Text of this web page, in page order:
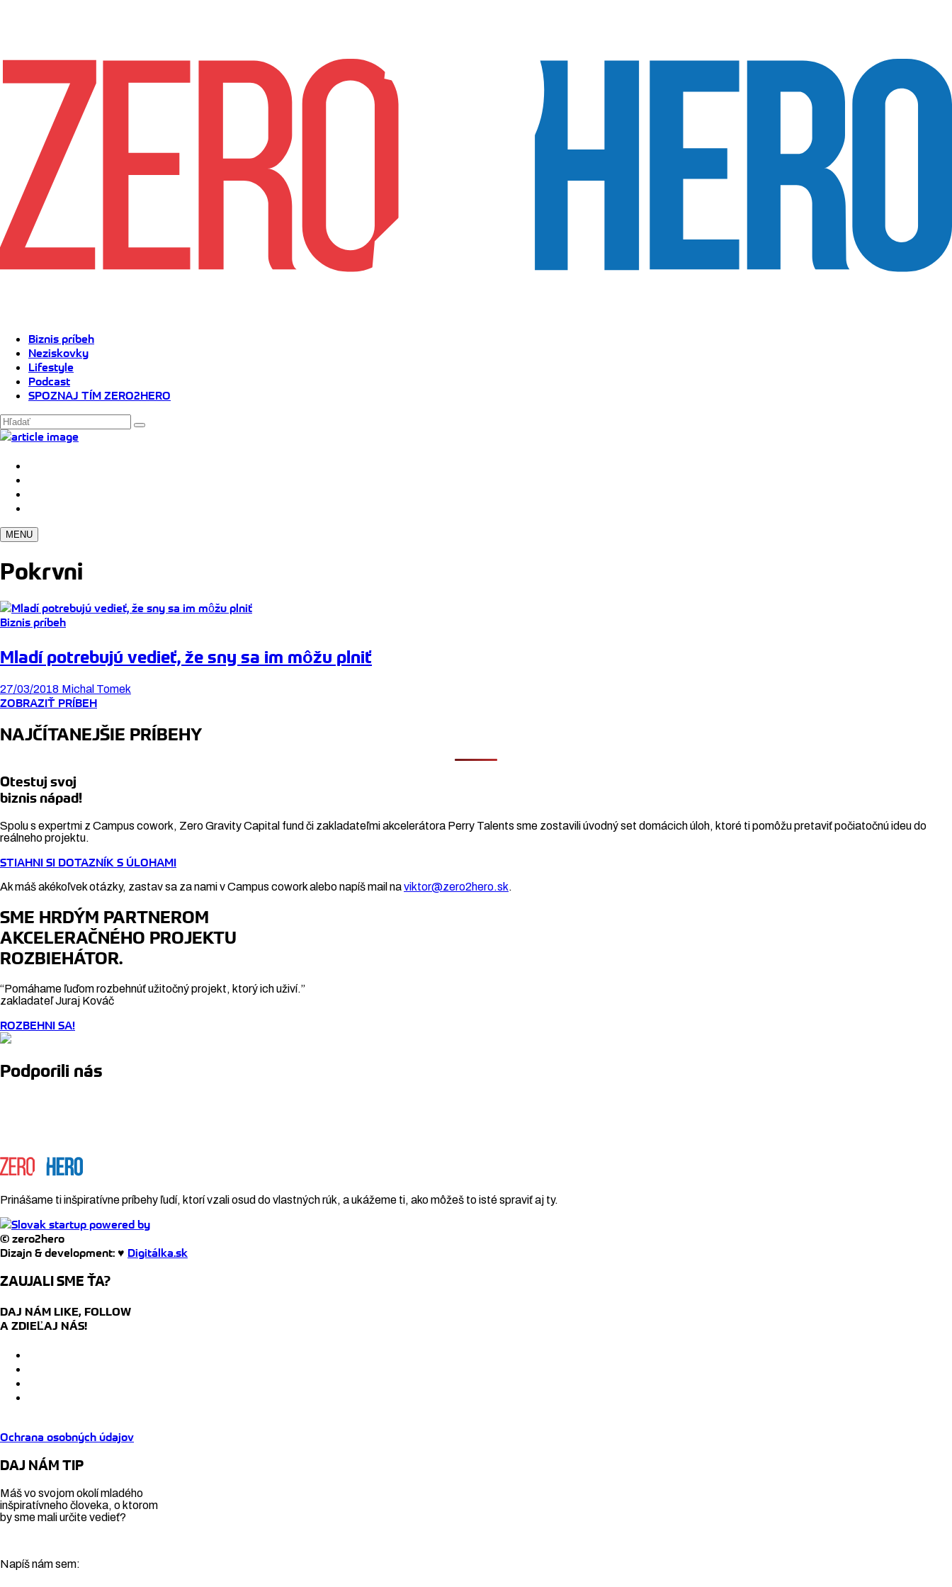
Biznis príbeh
Neziskovky
Lifestyle
Podcast
SPOZNAJ TÍM ZERO2HERO
MENU
Pokrvni
Biznis príbeh
Mladí potrebujú vedieť, že sny sa im môžu plniť
27/03/2018 Michal Tomek
ZOBRAZIŤ PRÍBEH
NAJČÍTANEJŠIE PRÍBEHY
Otestuj svoj
biznis nápad!
Spolu s expertmi z Campus cowork, Zero Gravity Capital fund či zakladateľmi akcelerátora Perry Talents sme zostavili úvodný set domácich úloh, ktoré ti pomôžu pretaviť počiatočnú ideu do
reálneho projektu.
STIAHNI SI DOTAZNÍK S ÚLOHAMI
Ak máš akékoľvek otázky, zastav sa za nami v Campus cowork alebo napíš mail naviktor@zero2hero.sk.
SME HRDÝM PARTNEROM
AKCELERAČNÉHO PROJEKTU
ROZBIEHÁTOR.
“Pomáhame ľuďom rozbehnúť užitočný projekt, ktorý ich uživí.”
zakladateľ Juraj Kováč
ROZBEHNI SA!
Podporili nás
Prinášame ti inšpiratívne príbehy ľudí, ktorí vzali osud do vlastných rúk, a ukážeme ti, ako môžeš to isté spraviť aj ty.
© zero2hero
Dizajn & development: ♥ Digitálka.sk
ZAUJALI SME ŤA?
DAJ NÁM LIKE, FOLLOW
A ZDIEĽAJ NÁS!
Ochrana osobných údajov
DAJ NÁM TIP
Máš vo svojom okolí mladého
inšpiratívneho človeka, o ktorom
by sme mali určite vedieť?
Napíš nám sem: